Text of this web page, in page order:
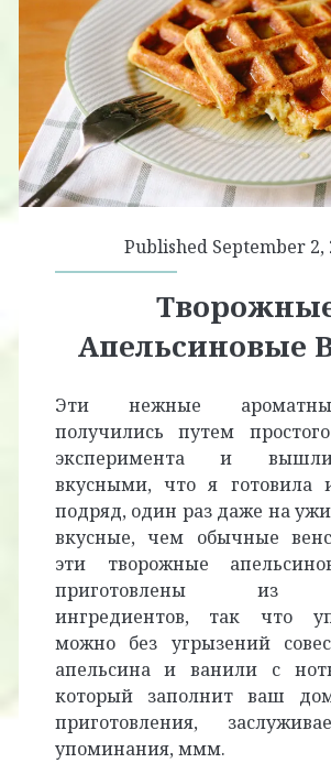
Published September 2,
Апельсиновые
Эти нежные
получились путем
эксперимента и
вкусными, что я готовила
подряд, один раз даже на
вкусные, чем обычные
эти творожные
приготовлены из
ингредиентов, так что
можно без угрызений
апельсина и ванили с
который заполнит ваш
приготовления,
упоминания, ммм.